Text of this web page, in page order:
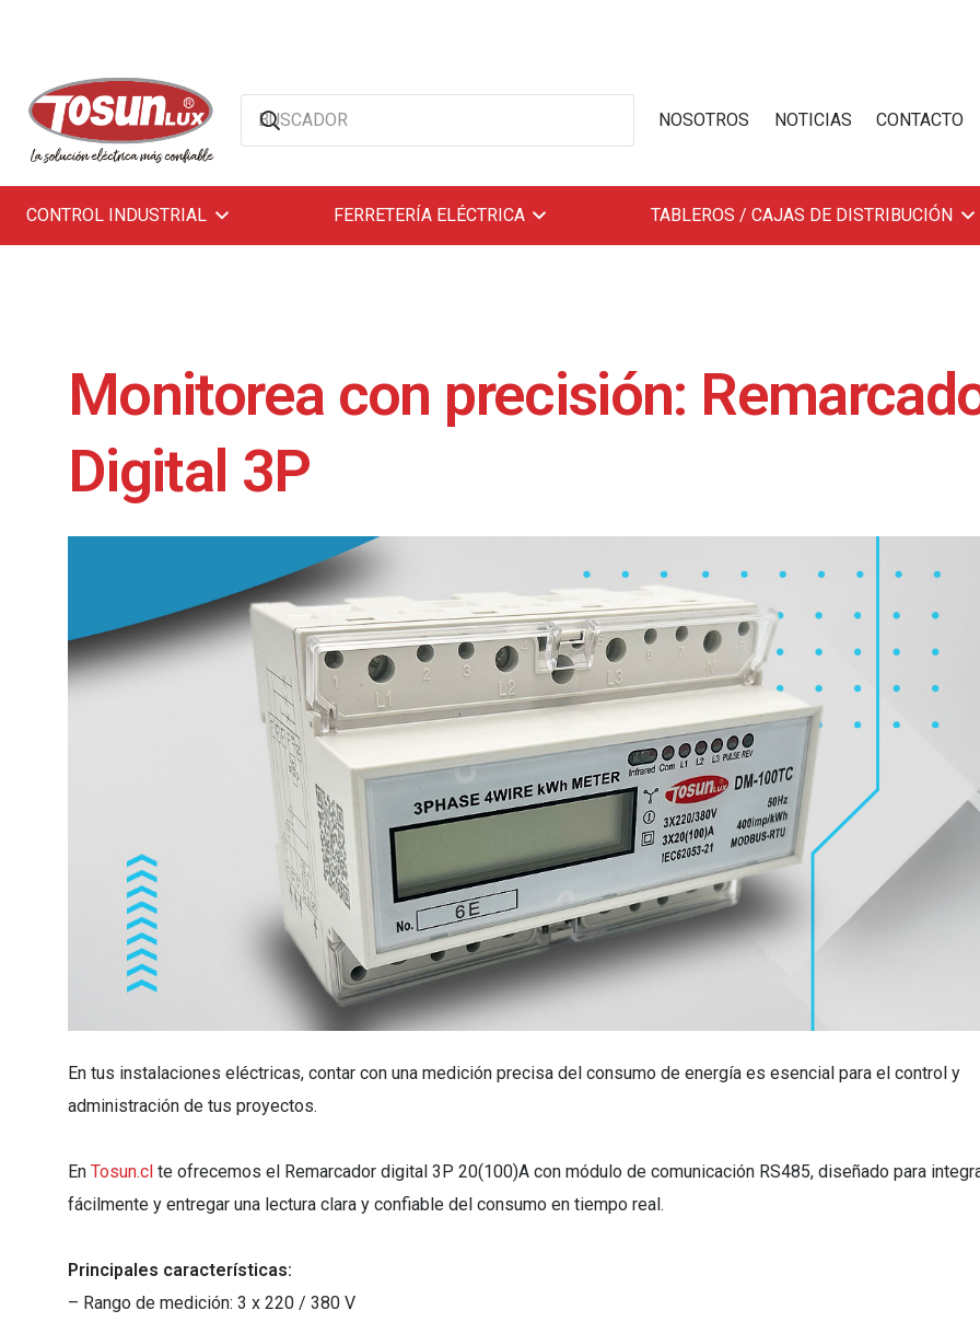
NOSOTROS NOTICIAS CONTACTO
CONTROL INDUSTRIAL FERRETERÍA ELÉCTRICA TABLEROS / CAJAS DE DISTRIBUCIÓN
Monitorea con precisión:
Digital 3P
En tus instalaciones eléctricas, contar con una medición precisa del consumo de energía es esencial para el control y
administración de tus proyectos.
En Tosun.cl te ofrecemos el Remarcador digital 3P 20(100)A con módulo de comunicación RS485, diseñado para
fácilmente y entregar una lectura clara y confiable del consumo en tiempo real.
Principales características:
– Rango de medición: 3 x 220 / 380 V